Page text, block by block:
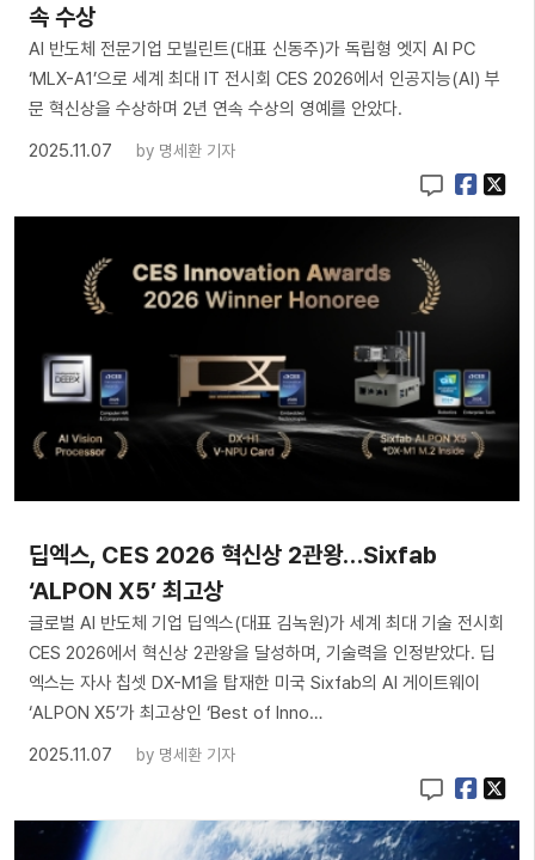
속 수상
AI 반도체 전문기업 모빌린트(대표 신동주)가 독립형 엣지 AI PC
‘MLX-A1’으로 세계 최대 IT 전시회 CES 2026에서 인공지능(AI) 부
문 혁신상을 수상하며 2년 연속 수상의 영예를 안았다.
2025.11.07
by 명세환 기자
딥엑스, CES 2026 혁신상 2관왕…Sixfab
‘ALPON X5’ 최고상
글로벌 AI 반도체 기업 딥엑스(대표 김녹원)가 세계 최대 기술 전시회
CES 2026에서 혁신상 2관왕을 달성하며, 기술력을 인정받았다. 딥
엑스는 자사 칩셋 DX-M1을 탑재한 미국 Sixfab의 AI 게이트웨이
‘ALPON X5’가 최고상인 ‘Best of Inno…
2025.11.07
by 명세환 기자